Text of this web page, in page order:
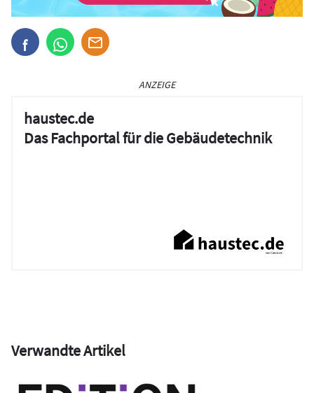
ANZEIGE
haustec.de
Das Fachportal für die Gebäudetechnik
Verwandte Artikel